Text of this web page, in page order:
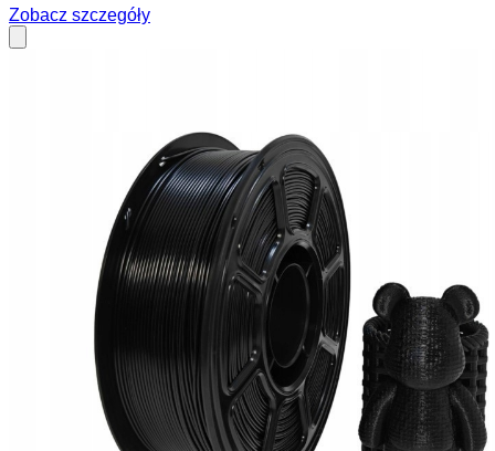
Zobacz szczegóły